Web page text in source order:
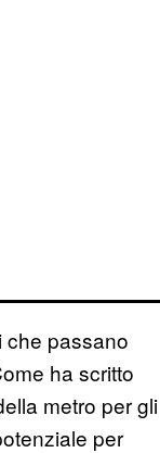
che passano
ha scritto
metro per gli
per